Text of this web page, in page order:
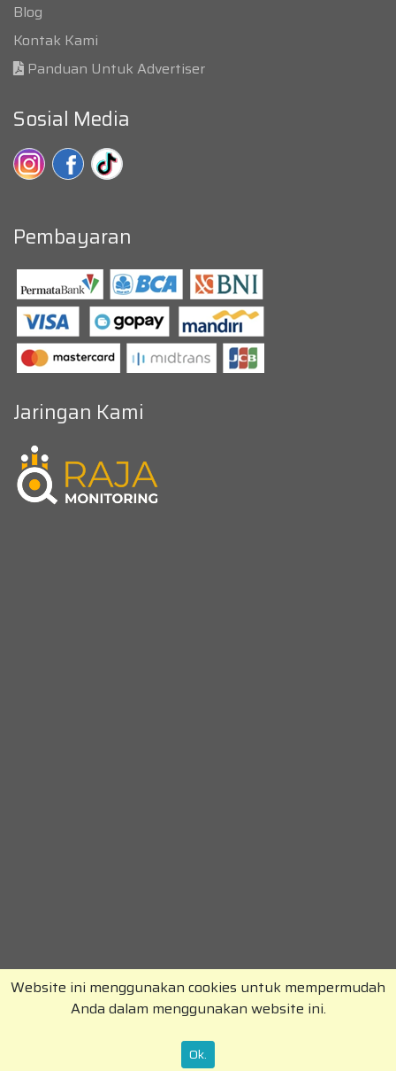
Blog
Kontak Kami
Panduan Untuk Advertiser
Sosial Media
Pembayaran
Jaringan Kami
Copyright © RajaKomen.com 2026 All Rights
Reserved.
Website ini menggunakan cookies untuk mempermudah
Anda dalam menggunakan website ini.
Ok.